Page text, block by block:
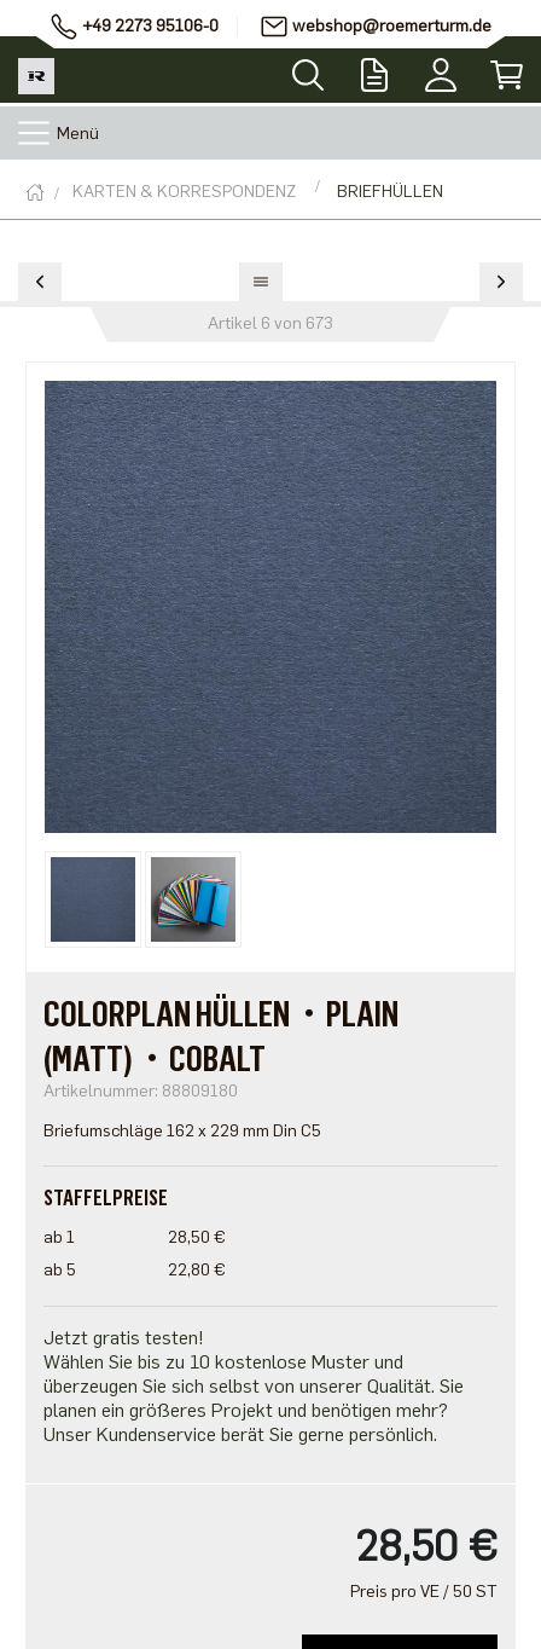
+49 2273 95106-0 webshop@roemerturm.de
Menü
KARTEN & KORRESPONDENZ BRIEFHÜLLEN
Artikel 6 von 673
COLORPLAN HÜLLEN・PLAIN
(MATT)・COBALT
Artikelnummer: 88809180
Briefumschläge 162 x 229 mm Din C5
STAFFELPREISE
ab 1
28,50 €
ab 5
22,80 €
Jetzt gratis testen!
Wählen Sie bis zu 10 kostenlose Muster und
überzeugen Sie sich selbst von unserer Qualität. Sie
planen ein größeres Projekt und benötigen mehr?
Unser Kundenservice berät Sie gerne persönlich.
28,50 €
Preis pro VE / 50 ST